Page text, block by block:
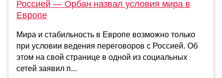
Россией — Орбан назвал условия мира в
Европе
Мира и стабильность в Европе возможно только
при условии ведения переговоров с Россией. Об
этом на свой странице в одной из социальных
сетей заявил п...